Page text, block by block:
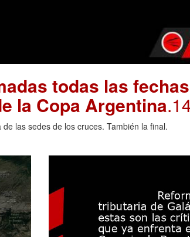
todas las
la Copa Argentina
las sedes de los cruces. También la final.